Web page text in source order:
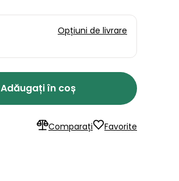
Opțiuni de livrare
Adăugați în coș
Comparați Favorite